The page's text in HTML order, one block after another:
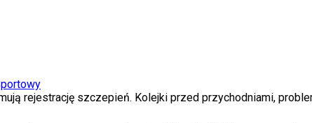
rejestrację szczepień. Kolejki przed przychodniami,